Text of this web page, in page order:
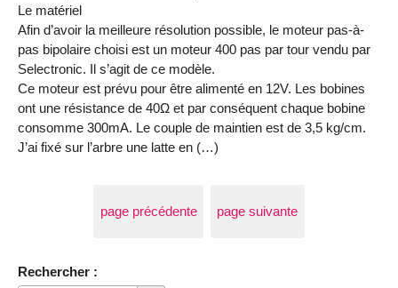
Le matériel
Afin d’avoir la meilleure résolution possible, le moteur pas-à-
pas bipolaire choisi est un moteur 400 pas par tour vendu par
Selectronic. Il s’agit de ce modèle.
Ce moteur est prévu pour être alimenté en 12V. Les bobines
ont une résistance de 40Ω et par conséquent chaque bobine
consomme 300mA. Le couple de maintien est de 3,5 kg/cm.
J’ai fixé sur l’arbre une latte en (…)
page précédente page suivante
Rechercher :